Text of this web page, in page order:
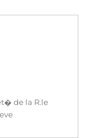
de la R.le